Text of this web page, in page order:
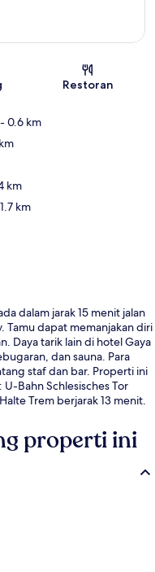
Restoran
- 0.6 km
km
km
dalam jarak 15 menit jalan
Tamu dapat memanjakan diri
Daya tarik lain di hotel Gaya
dan sauna. Para
staf dan bar. Properti ini
Bahn Schlesisches Tor
Trem berjarak 13 menit.
properti ini